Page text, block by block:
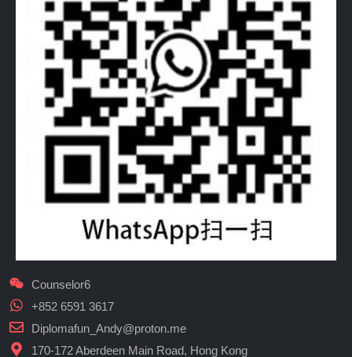
Counselor6
+852 6591 3617
Diplomafun_Andy@proton.me
170-172 Aberdeen Main Road, Hong Kong